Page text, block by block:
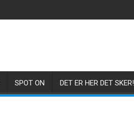
SPOT ON DET ER HER DET SKER!